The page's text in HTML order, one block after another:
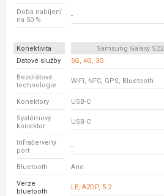
Doba nabíjení
na 50 %
-
Konektivita Samsung Galaxy S22
Datové služby
5G, 4G, 3G
Bezdrátové
technologie
WiFi, NFC, GPS, Bluetooth
Konektory USB-C
Systémový
konektor
USB-C
Infračervený
port
-
Bluetooth Ano
Verze
bluetooth
LE, A2DP, 5.2